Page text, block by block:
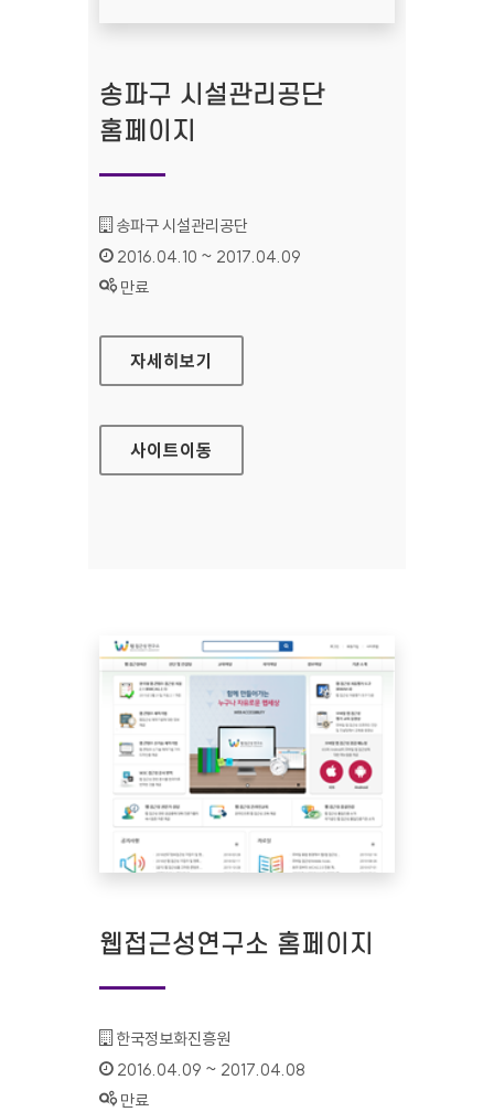
송파구 시설관리공단
홈페이지
기관명 :
송파구 시설관리공단
인증기간 :
2016.04.10 ~ 2017.04.09
상태 :
만료
송파구 시설관리공단 홈페이지
자세히보기
사이트이동
웹접근성연구소 홈페이지
기관명 :
한국정보화진흥원
인증기간 :
2016.04.09 ~ 2017.04.08
상태 :
만료